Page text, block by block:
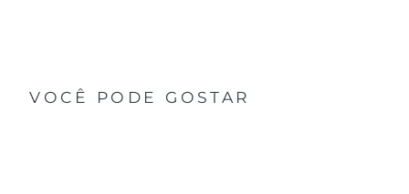
VOCÊ PODE GOSTAR